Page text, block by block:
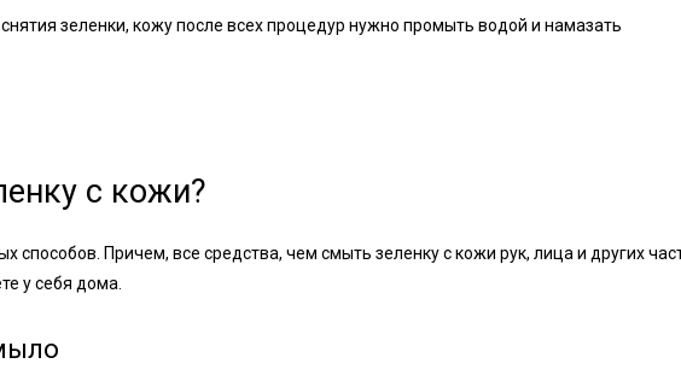
зеленки, кожу после всех процедур нужно промыть водой и намазать
с кожи?
способов. Причем, все средства, чем смыть зеленку с кожи рук, лица и других
у себя дома.